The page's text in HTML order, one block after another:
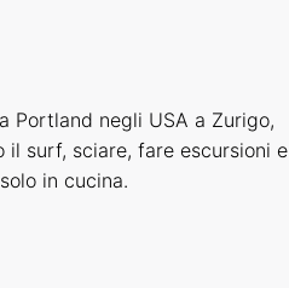
Portland negli USA a Zurigo,
surf, sciare, fare escursioni e
in cucina.